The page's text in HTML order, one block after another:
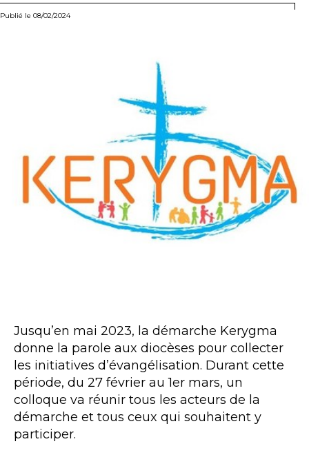
Publié le 08/02/2024
Jusqu’en mai 2023, la démarche Kerygma
donne la parole aux diocèses pour collecter
les initiatives d’évangélisation. Durant cette
période, du 27 février au 1er mars, un
colloque va réunir tous les acteurs de la
démarche et tous ceux qui souhaitent y
participer.